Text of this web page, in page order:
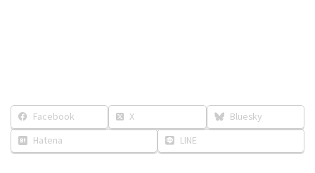
Facebook X
Bluesky
Hatena
LINE